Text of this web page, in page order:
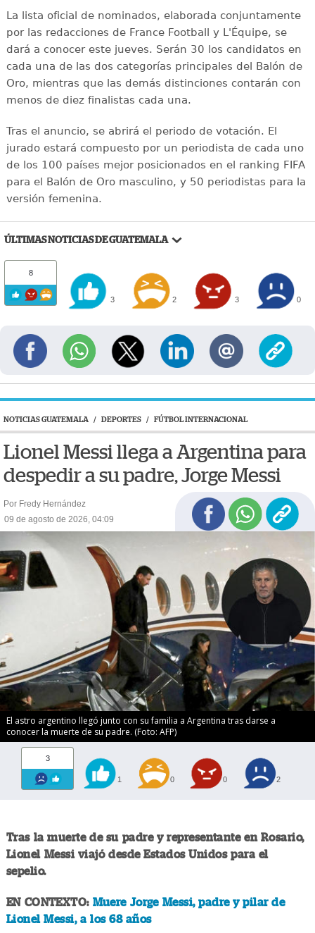
La lista oficial de nominados, elaborada conjuntamente
por las redacciones de France Football y L'Équipe, se
dará a conocer este jueves. Serán 30 los candidatos en
cada una de las dos categorías principales del Balón de
Oro, mientras que las demás distinciones contarán con
menos de diez finalistas cada una.
Tras el anuncio, se abrirá el periodo de votación. El
jurado estará compuesto por un periodista de cada uno
de los 100 países mejor posicionados en el ranking FIFA
para el Balón de Oro masculino, y 50 periodistas para la
versión femenina.
ÚLTIMAS NOTICIAS DE GUATEMALA
8
3 2 3 0
NOTICIAS GUATEMALA / DEPORTES / FÚTBOL INTERNACIONAL
Lionel Messi llega a Argentina para
despedir a su padre, Jorge Messi
Por Fredy Hernández
09 de agosto de 2026, 04:09
El astro argentino llegó junto con su familia a Argentina tras darse a
conocer la muerte de su padre. (Foto: AFP)
3
1 0 0 2
Tras la muerte de su padre y representante en Rosario,
Lionel Messiviajó desde Estados Unidos para el
sepelio.
EN CONTEXTO: Muere Jorge Messi, padre y pilar de
Lionel Messi, a los 68 años